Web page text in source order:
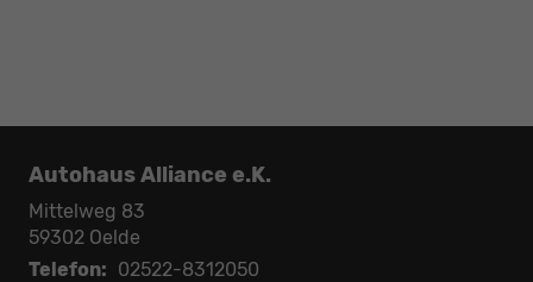
Autohaus Alliance e.K.
Mittelweg 83
59302 Oelde
Telefon: 02522-8312050